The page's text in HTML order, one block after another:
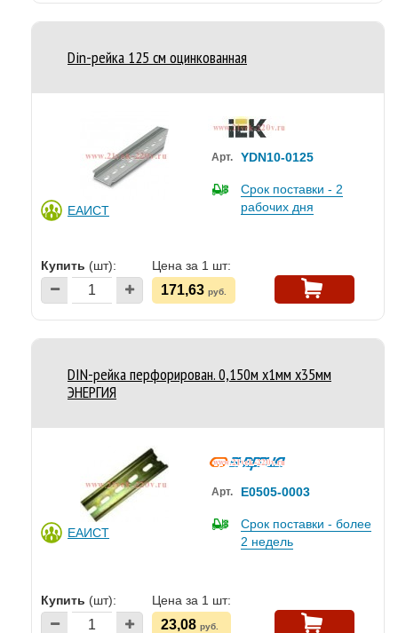
Din-рейка 125 см оцинкованная
ЕАИСТ
Арт. YDN10-0125
Срок поставки - 2
рабочих дня
Купить (шт): Цена за 1 шт:
171,63 руб.
DIN-рейка перфорирован. 0,150м х1мм х35мм
ЭНЕРГИЯ
ЕАИСТ
Арт. Е0505-0003
Срок поставки - более
2 недель
Купить (шт): Цена за 1 шт:
23,08 руб.